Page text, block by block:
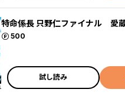
特命係長 只野仁ファイナル 愛
500
試し読み